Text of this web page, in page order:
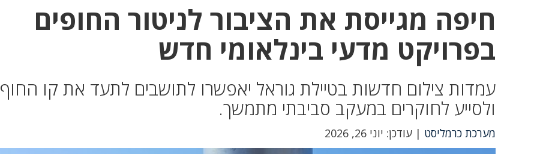
חיפה מגייסת את הציבור לניטור החופים
בפרויקט מדעי בינלאומי חדש
עמדות צילום חדשות בטיילת גוראל יאפשרו לתושבים לתעד את קו החוף
ולסייע לחוקרים במעקב סביבתי מתמשך.
מערכת כרמליסט | עודכן: יוני 26, 2026